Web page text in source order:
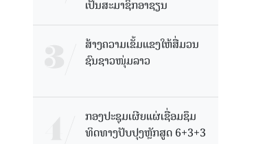
ເປັນສະມາຊິກອາຊຽນ
ສ້າງຄວາມເຂັ້ມແຂງໃຫ້ສື່ມວນ
ຊົນຊາວໜຸ່ມລາວ
ກອງປະຊຸມເຜີຍແຜ່ເຊື່ອມຊຶມ
ທິດທາງປັບປຸງຫຼັກສູດ 6+3+3